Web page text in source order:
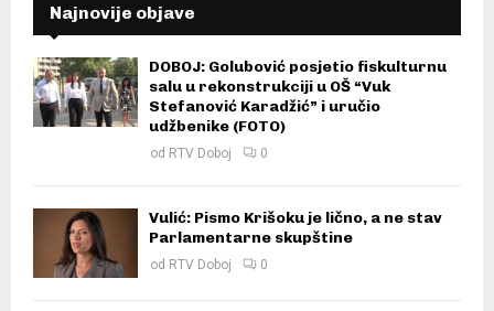
Najnovije objave
DOBOJ: Golubović posjetio fiskulturnu
salu u rekonstrukciji u OŠ “Vuk
Stefanović Karadžić” i uručio
udžbenike (FOTO)
od RTV Doboj 0
Vulić: Pismo Krišoku je lično, a ne stav
Parlamentarne skupštine
od RTV Doboj 0